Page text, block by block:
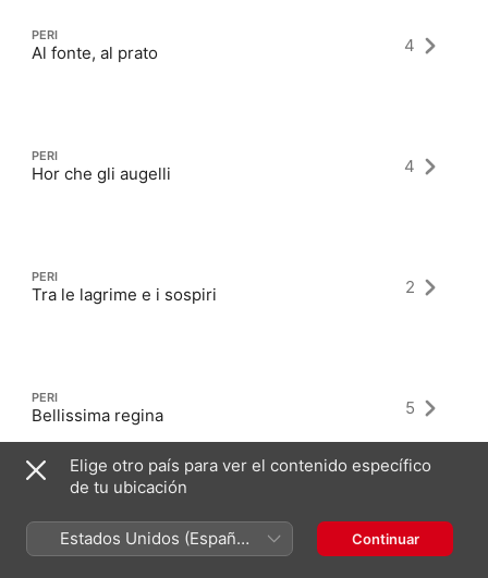
PERI
Al fonte, al prato 4
PERI
Hor che gli augelli 4
PERI
Tra le lagrime e i sospiri 2
PERI
Bellissima regina 5
Elige otro país para ver el contenido específico
de tu ubicación
Estados Unidos (Español
México)
Continuar